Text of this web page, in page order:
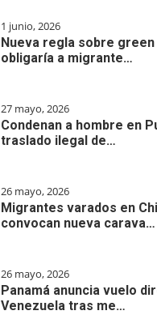
1 junio, 2026
Nueva regla sobre
obligaría a migrante…
27 mayo, 2026
Condenan a hombre en
traslado ilegal de…
26 mayo, 2026
Migrantes varados en
convocan nueva carava…
26 mayo, 2026
Panamá anuncia vuelo
Venezuela tras me…